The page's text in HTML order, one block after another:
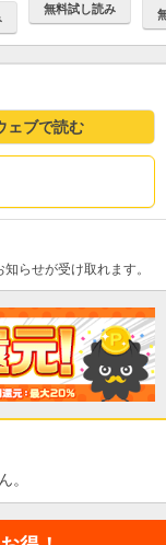
無料試し読み
ェブで読む
らせが受け取れます。
。